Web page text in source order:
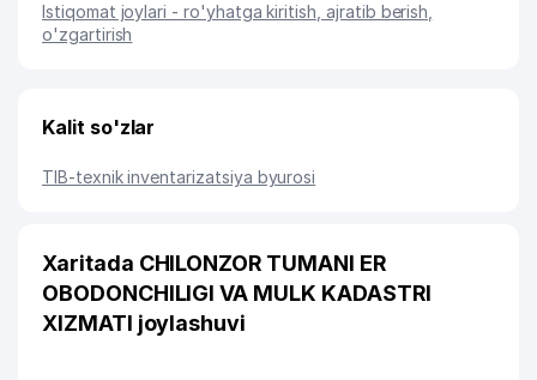
Istiqomat joylari - ro'yhatga kiritish, ajratib berish,
o'zgartirish
Kalit so'zlar
TIB-texnik inventarizatsiya byurosi
Xaritada CHILONZOR TUMANI ER
OBODONCHILIGI VA MULK KADASTRI
XIZMATI joylashuvi